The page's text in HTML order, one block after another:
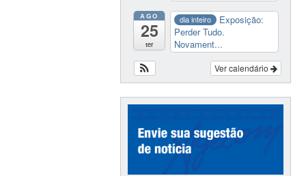
AGO
25
ter
dia inteiro
Exposição:
Perder Tudo.
Novament...
Ver calendário